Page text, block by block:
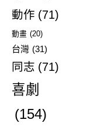
動作 (71)
動畫 (20)
台灣 (31)
同志 (71)
喜劇
(154)